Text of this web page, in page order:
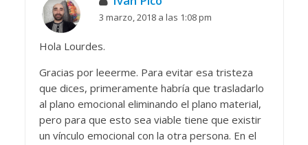
3 marzo, 2018 a las 1:08 pm
Hola Lourdes.
Gracias por leeerme. Para evitar esa tristeza
que dices, primeramente habría que trasladarlo
al plano emocional eliminando el plano material,
pero para que esto sea viable tiene que existir
un vínculo emocional con la otra persona. En el